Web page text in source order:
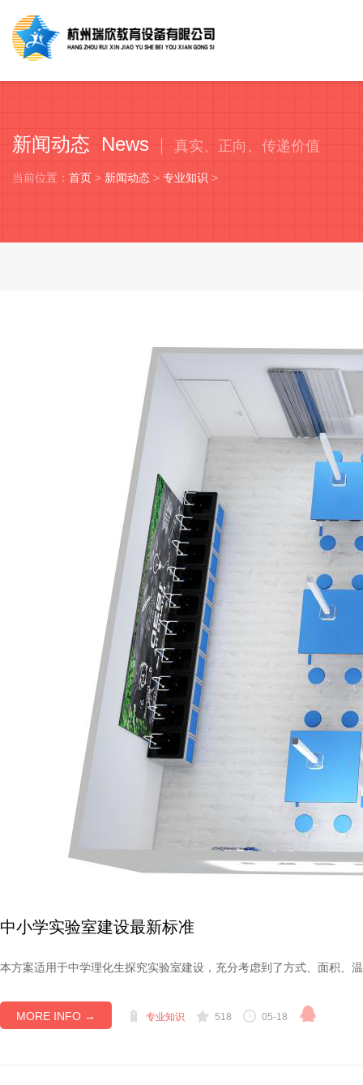
新闻动态 News 真实、正向、传递价值
当前位置： 首页 > 新闻动态 > 专业知识 >
中小学实验室建设最新标准
本方案适用于中学理化生探究实验室建设，充分考虑到了方式、面积、
MORE INFO → 专业知识 518 05-18